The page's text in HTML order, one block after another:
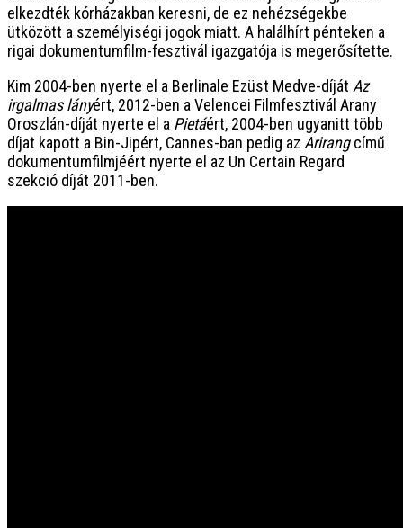
elkezdték kórházakban keresni, de ez nehézségekbe
ütközött a személyiségi jogok miatt. A halálhírt pénteken a
rigai dokumentumfilm-fesztivál igazgatója is megerősítette.
Kim 2004-ben nyerte el a Berlinale Ezüst Medve-díját Az
irgalmas lányért, 2012-ben a Velencei Filmfesztivál Arany
Oroszlán-díját nyerte el a Pietáért, 2004-ben ugyanitt több
díjat kapott a Bin-Jipért, Cannes-ban pedig az Arirangcímű
dokumentumfilmjéért nyerte el az Un Certain Regard
szekció díját 2011-ben.